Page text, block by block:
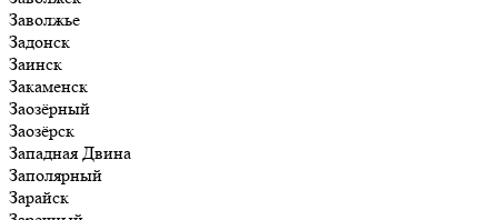
Заволжье
Задонск
Заинск
Закаменск
Заозёрный
Заозёрск
Западная Двина
Заполярный
Зарайск